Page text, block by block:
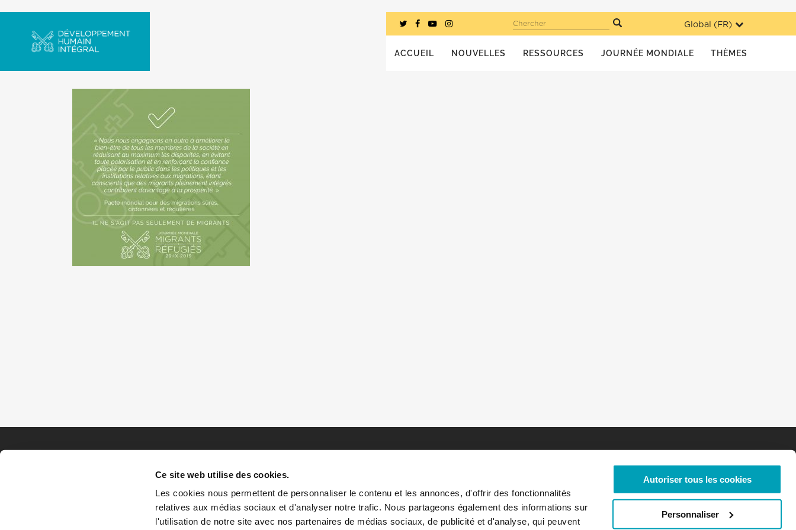
Ce site web utilise des cookies.
Les cookies nous permettent de personnaliser le contenu et les annonces, d'offrir des fonctionnalités
relatives aux médias sociaux et d'analyser notre trafic. Nous partageons également des informations sur
l'utilisation de notre site avec nos partenaires de médias sociaux, de publicité et d'analyse, qui peuvent
Autoriser tous les cookies
Personnaliser
Global (FR)
Chercher
ACCUEIL NOUVELLES RESSOURCES JOURNÉE MONDIALE THÈMES
HOME HISTOIRES RESSOURCES